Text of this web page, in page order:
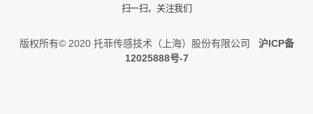
扫一扫，关注我们
版权所有© 2020 托菲传感技术（上海）股份有限公司
沪ICP备
12025888号-7